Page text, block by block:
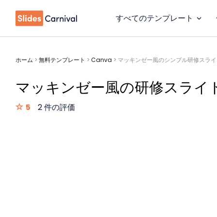
すべてのテンプレート
ホーム > 無料テンプレート > Canva > マッキンゼー風のシンプル研修スラ
マッキンゼー風の研修スライ
5 2 件の評価